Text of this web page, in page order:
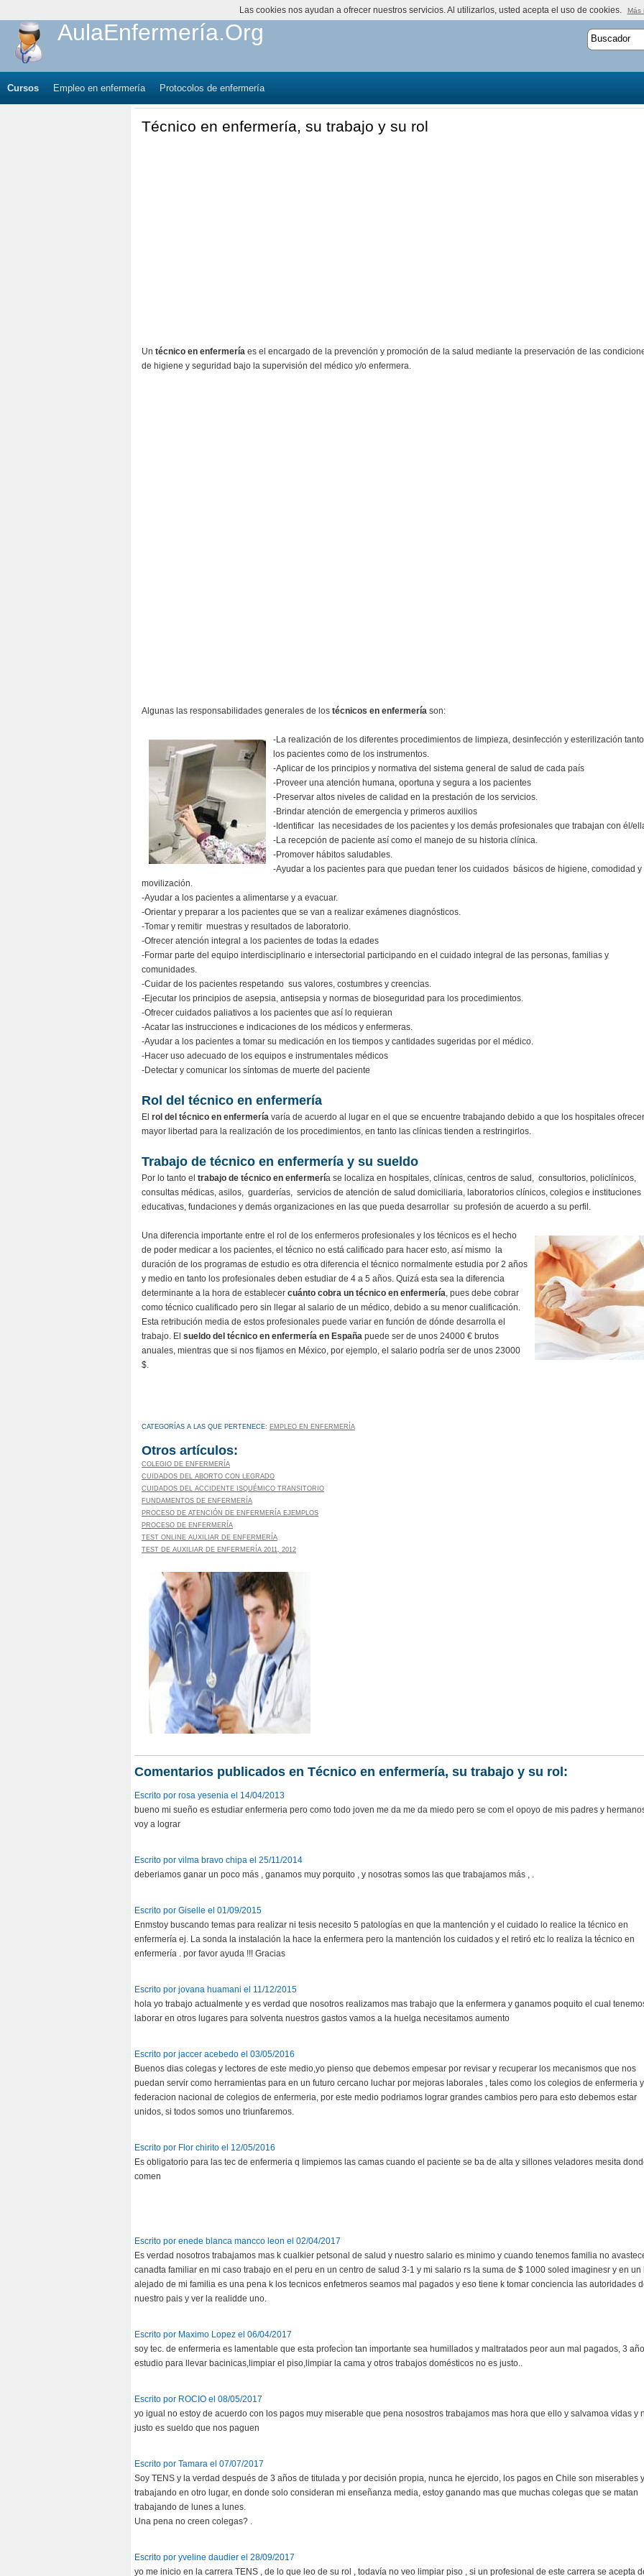
AulaEnfermería.Org
Cursos Empleo en enfermería Protocolos de enfermería
Técnico en enfermería, su trabajo y su rol
Un técnico en enfermería es el encargado de la prevención y promoción de la salud mediante la preservación de las
de higiene y seguridad bajo la supervisión del médico y/o enfermera.
Algunas las responsabilidades generales de los técnicos en enfermería son:
-La realización de los diferentes procedimientos de limpieza, desinfección y esterilización
los pacientes como de los instrumentos.
-Aplicar de los principios y normativa del sistema general de salud de cada país
-Proveer una atención humana, oportuna y segura a los pacientes
-Preservar altos niveles de calidad en la prestación de los servicios.
-Brindar atención de emergencia y primeros auxilios
-Identificar las necesidades de los pacientes y los demás profesionales que trabajan con él/
-La recepción de paciente así como el manejo de su historia clínica.
-Promover hábitos saludables.
-Ayudar a los pacientes para que puedan tener los cuidados básicos de higiene, comodidad y
movilización.
-Ayudar a los pacientes a alimentarse y a evacuar.
-Orientar y preparar a los pacientes que se van a realizar exámenes diagnósticos.
-Tomar y remitir muestras y resultados de laboratorio.
-Ofrecer atención integral a los pacientes de todas la edades
-Formar parte del equipo interdisciplinario e intersectorial participando en el cuidado integral de las personas, familias y
comunidades.
-Cuidar de los pacientes respetando sus valores, costumbres y creencias.
-Ejecutar los principios de asepsia, antisepsia y normas de bioseguridad para los procedimientos.
-Ofrecer cuidados paliativos a los pacientes que así lo requieran
-Acatar las instrucciones e indicaciones de los médicos y enfermeras.
-Ayudar a los pacientes a tomar su medicación en los tiempos y cantidades sugeridas por el médico.
-Hacer uso adecuado de los equipos e instrumentales médicos
-Detectar y comunicar los síntomas de muerte del paciente
Rol del técnico en enfermería
El rol del técnico en enfermería varía de acuerdo al lugar en el que se encuentre trabajando debido a que los hospitales
mayor libertad para la realización de los procedimientos, en tanto las clínicas tienden a restringirlos.
Trabajo de técnico en enfermería y su sueldo
Por lo tanto el trabajo de técnico en enfermería se localiza en hospitales, clínicas, centros de salud, consultorios, policlínicos,
consultas médicas, asilos, guarderías, servicios de atención de salud domiciliaria, laboratorios clínicos, colegios e instituciones
educativas, fundaciones y demás organizaciones en las que pueda desarrollar su profesión de acuerdo a su perfil.
Una diferencia importante entre el rol de los enfermeros profesionales y los técnicos es el hecho
de poder medicar a los pacientes, el técnico no está calificado para hacer esto, así mismo la
duración de los programas de estudio es otra diferencia el técnico normalmente estudia por 2 años
y medio en tanto los profesionales deben estudiar de 4 a 5 años. Quizá esta sea la diferencia
determinante a la hora de establecer cuánto cobra un técnico en enfermería, pues debe cobrar
como técnico cualificado pero sin llegar al salario de un médico, debido a su menor cualificación.
Esta retribución media de estos profesionales puede variar en función de dónde desarrolla el
trabajo. El sueldo del técnico en enfermería en España puede ser de unos 24000 € brutos
anuales, mientras que si nos fijamos en México, por ejemplo, el salario podría ser de unos 23000
$.
CATEGORÍAS A LAS QUE PERTENECE: EMPLEO EN ENFERMERÍA
Otros artículos:
COLEGIO DE ENFERMERÍA
CUIDADOS DEL ABORTO CON LEGRADO
CUIDADOS DEL ACCIDENTE ISQUÉMICO TRANSITORIO
FUNDAMENTOS DE ENFERMERÍA
PROCESO DE ATENCIÓN DE ENFERMERÍA EJEMPLOS
PROCESO DE ENFERMERÍA
TEST ONLINE AUXILIAR DE ENFERMERÍA
TEST DE AUXILIAR DE ENFERMERÍA 2011, 2012
Comentarios publicados en Técnico en enfermería, su trabajo y su rol:
Escrito por rosa yesenia el 14/04/2013
bueno mi sueño es estudiar enfermeria pero como todo joven me da me da miedo pero se com el opoyo de mis padres y
voy a lograr
Escrito por vilma bravo chipa el 25/11/2014
deberiamos ganar un poco más , ganamos muy porquito , y nosotras somos las que trabajamos más , .
Escrito por Giselle el 01/09/2015
Enmstoy buscando temas para realizar ni tesis necesito 5 patologías en que la mantención y el cuidado lo realice la técnico en
enfermería ej. La sonda la instalación la hace la enfermera pero la mantención los cuidados y el retiró etc lo realiza la técnico en
enfermería . por favor ayuda !!! Gracias
Escrito por jovana huamani el 11/12/2015
hola yo trabajo actualmente y es verdad que nosotros realizamos mas trabajo que la enfermera y ganamos poquito el cual
laborar en otros lugares para solventa nuestros gastos vamos a la huelga necesitamos aumento
Escrito por jaccer acebedo el 03/05/2016
Buenos dias colegas y lectores de este medio,yo pienso que debemos empesar por revisar y recuperar los mecanismos que nos
puedan servir como herramientas para en un futuro cercano luchar por mejoras laborales , tales como los colegios de enfermeria
federacion nacional de colegios de enfermeria, por este medio podriamos lograr grandes cambios pero para esto debemos estar
unidos, si todos somos uno triunfaremos.
Escrito por Flor chirito el 12/05/2016
Es obligatorio para las tec de enfermeria q limpiemos las camas cuando el paciente se ba de alta y sillones veladores mesita
comen
Escrito por enede blanca mancco leon el 02/04/2017
Es verdad nosotros trabajamos mas k cualkier petsonal de salud y nuestro salario es minimo y cuando tenemos familia no
canadta familiar en mi caso trabajo en el peru en un centro de salud 3-1 y mi salario rs la suma de $ 1000 soled imaginesr y en un
alejado de mi familia es una pena k los tecnicos enfetmeros seamos mal pagados y eso tiene k tomar conciencia las autoridades
nuestro pais y ver la realidde uno.
Escrito por Maximo Lopez el 06/04/2017
soy tec. de enfermeria es lamentable que esta profecìon tan importante sea humillados y maltratados peor aun mal pagados, 3
estudio para llevar bacinicas,limpiar el piso,limpiar la cama y otros trabajos domésticos no es justo..
Escrito por ROCIO el 08/05/2017
yo igual no estoy de acuerdo con los pagos muy miserable que pena nosostros trabajamos mas hora que ello y salvamoa vidas y
justo es sueldo que nos paguen
Escrito por Tamara el 07/07/2017
Soy TENS y la verdad después de 3 años de titulada y por decisión propia, nunca he ejercido, los pagos en Chile son miserables y
trabajando en otro lugar, en donde solo consideran mi enseñanza media, estoy ganando mas que muchas colegas que se matan
trabajando de lunes a lunes.
Una pena no creen colegas? .
Escrito por yveline daudier el 28/09/2017
yo me inicio en la carrera TENS , de lo que leo de su rol , todavía no veo limpiar piso , si un profesional de este carrera se acepta
Las cookies nos ayudan a ofrecer nuestros servicios. Al utilizarlos, usted acepta el uso de cookies. Más